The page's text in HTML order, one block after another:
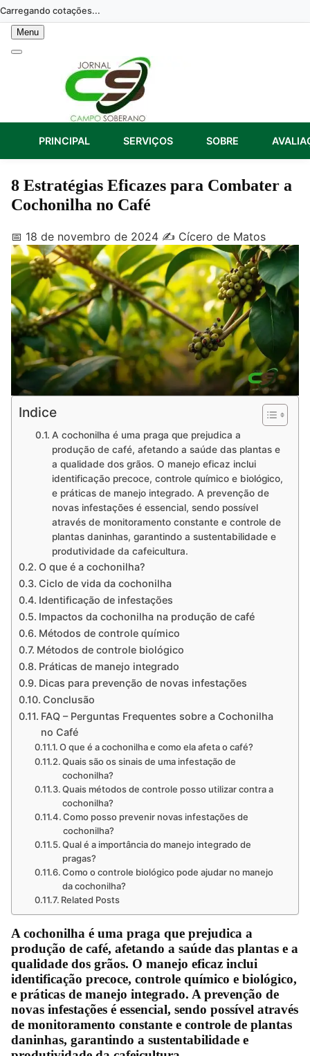
Skip
to
content
Carregando cotações...
Menu
PRINCIPAL SERVIÇOS SOBRE
8 Estratégias Eficazes para Combater a
Cochonilha no Café
📅 18 de novembro de 2024 ✍️ Cícero de Matos
Indice
A cochonilha é uma praga que prejudica a
produção de café, afetando a saúde das plantas e
a qualidade dos grãos. O manejo eficaz inclui
identificação precoce, controle químico e biológico,
e práticas de manejo integrado. A prevenção de
novas infestações é essencial, sendo possível
através de monitoramento constante e controle de
plantas daninhas, garantindo a sustentabilidade e
produtividade da cafeicultura.
O que é a cochonilha?
Ciclo de vida da cochonilha
Identificação de infestações
Impactos da cochonilha na produção de café
Métodos de controle químico
Métodos de controle biológico
Práticas de manejo integrado
Dicas para prevenção de novas infestações
Conclusão
FAQ – Perguntas Frequentes sobre a Cochonilha
no Café
O que é a cochonilha e como ela afeta o café?
Quais são os sinais de uma infestação de
cochonilha?
Quais métodos de controle posso utilizar contra a
cochonilha?
Como posso prevenir novas infestações de
cochonilha?
Qual é a importância do manejo integrado de
pragas?
Como o controle biológico pode ajudar no manejo
da cochonilha?
Related Posts
A cochonilha é uma praga que prejudica a
produção de café, afetando a saúde das plantas e a
qualidade dos grãos. O manejo eficaz inclui
identificação precoce, controle químico e biológico,
e práticas de manejo integrado. A prevenção de
novas infestações é essencial, sendo possível através
de monitoramento constante e controle de plantas
daninhas, garantindo a sustentabilidade e